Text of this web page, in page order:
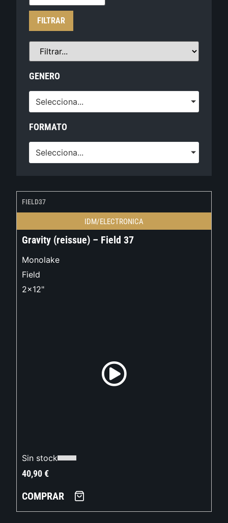
FILTRAR
GENERO
Selecciona...
FORMATO
Selecciona...
FIELD37
IDM/ELECTRONICA
Gravity (reissue) – Field 37
Monolake
Field
2x12"
Sin stock
40,90€
COMPRAR